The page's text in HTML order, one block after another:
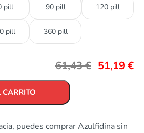
pill 90 pill 120 pill
pill 360 pill
61,43€ 51,19 €
puedes comprar Azulfidina sin